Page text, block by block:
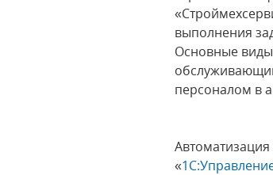
выполнения
Основные виды
персоналом в
«